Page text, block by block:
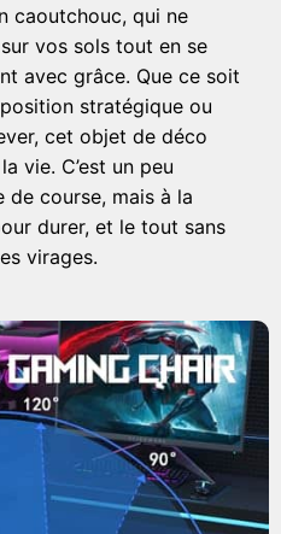
caoutchouc, qui ne
vos sols tout en se
avec grâce. Que ce soit
stratégique ou
cet objet de déco
vie. C’est un peu
course, mais à la
durer, et le tout sans
virages.